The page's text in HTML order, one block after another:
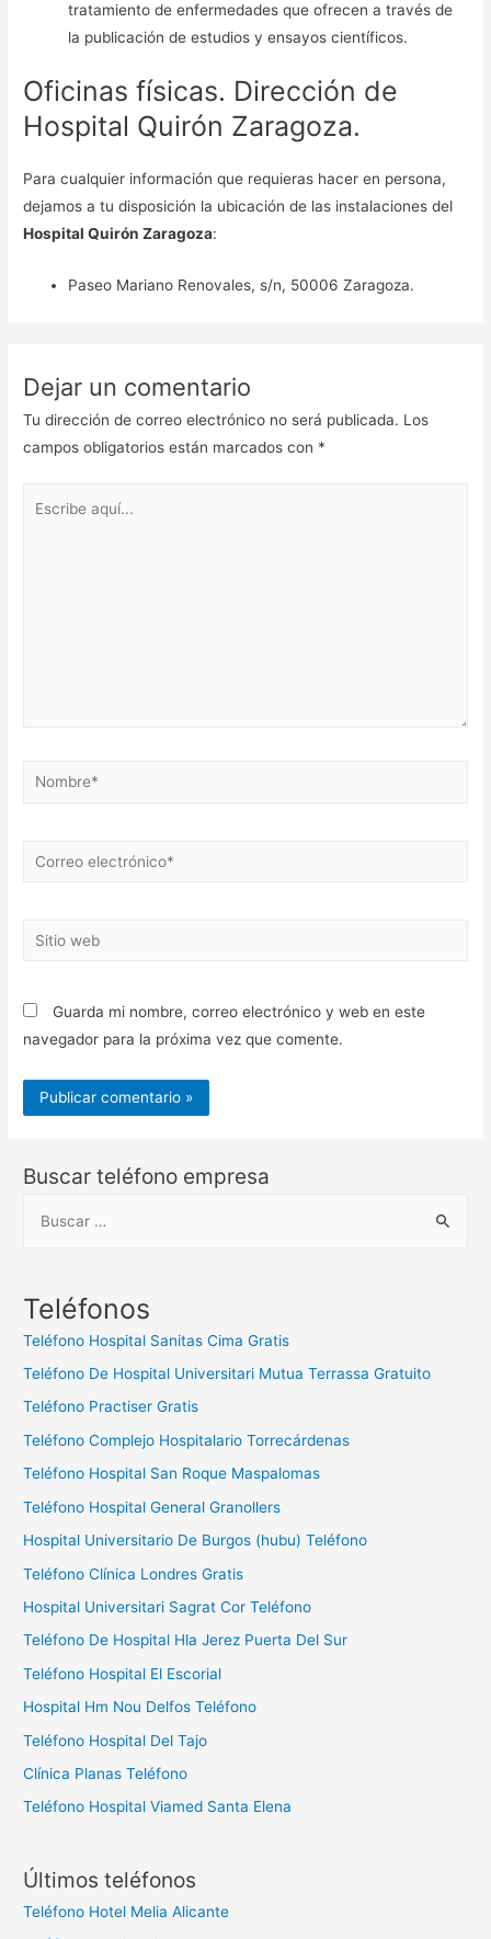
tratamiento de enfermedades que ofrecen a través de
la publicación de estudios y ensayos científicos.
Oficinas físicas. Dirección de
Hospital Quirón Zaragoza.
Para cualquier información que requieras hacer en persona,
dejamos a tu disposición la ubicación de las instalaciones del
Hospital Quirón Zaragoza:
Paseo Mariano Renovales, s/n, 50006 Zaragoza.
Dejar un comentario
Tu dirección de correo electrónico no será publicada. Los
campos obligatorios están marcados con *
Nombre*
Correo
Sitio
Guarda mi nombre, correo electrónico y web en este
navegador para la próxima vez que comente.
Buscar teléfono empresa
c
:
Teléfonos
Teléfono Hospital Sanitas Cima Gratis
Teléfono De Hospital Universitari Mutua Terrassa Gratuito
Teléfono Practiser Gratis
Teléfono Complejo Hospitalario Torrecárdenas
Teléfono Hospital San Roque Maspalomas
Teléfono Hospital General Granollers
Hospital Universitario De Burgos (hubu) Teléfono
Teléfono Clínica Londres Gratis
Hospital Universitari Sagrat Cor Teléfono
Teléfono De Hospital Hla Jerez Puerta Del Sur
Teléfono Hospital El Escorial
Hospital Hm Nou Delfos Teléfono
Teléfono Hospital Del Tajo
Clínica Planas Teléfono
Teléfono Hospital Viamed Santa Elena
Últimos teléfonos
Teléfono Hotel Melia Alicante